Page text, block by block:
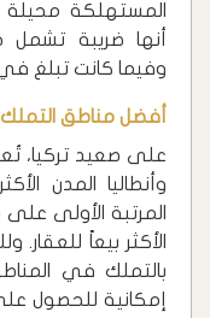
المستهلكة
أنها ضريبة تشمل
وفيما كانت تبلغ في تركيا
أفضل مناطق
على صعيد تركيا،
وأنطاليا المدن
المرتبة الأولى
الأكثر بيعاً للعقار.
بالتملك في
إمكانية للحصول